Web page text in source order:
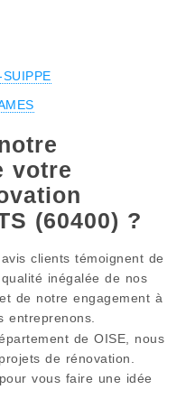
votre
(60400) ?
clients témoignent de
inégalée de nos
de notre engagement à
entreprenons.
de OISE, nous
de rénovation.
vous faire une idée